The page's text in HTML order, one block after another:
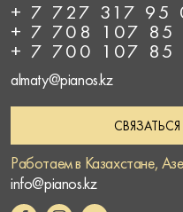
+ 7 727 317 95
+ 7 708 107 85
+ 7 700 107 85
almaty@pianos.kz
Работаем в Казахстане,
info@pianos.kz